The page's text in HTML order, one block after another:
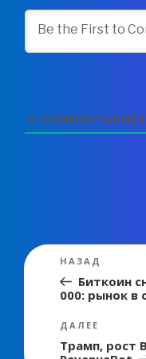
0 КОММЕНТАРИЕВ
Навигация
записям
Предыдущая
запись:
НАЗАД
Биткоин
000: рынок в
Следующая
запись
ДАЛЕЕ
Трамп, рост